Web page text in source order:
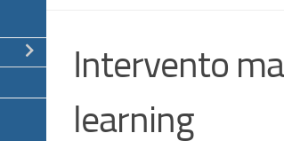
Intervento
learning